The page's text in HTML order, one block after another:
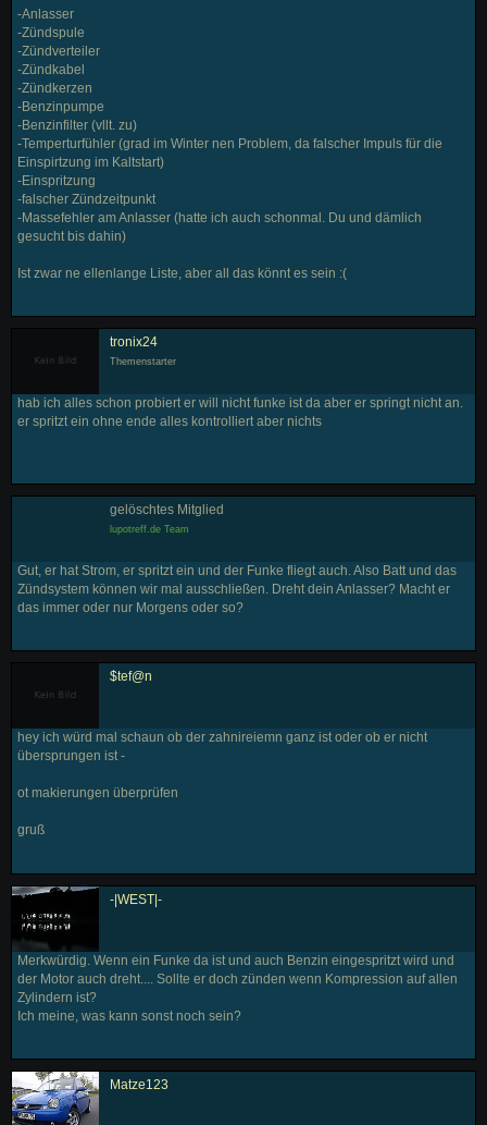
-Anlasser
-Zündspule
-Zündverteiler
-Zündkabel
-Zündkerzen
-Benzinpumpe
-Benzinfilter (vllt. zu)
-Temperturfühler (grad im Winter nen Problem, da falscher Impuls für die
Einspirtzung im Kaltstart)
-Einspritzung
-falscher Zündzeitpunkt
-Massefehler am Anlasser (hatte ich auch schonmal. Du und dämlich
gesucht bis dahin)
Ist zwar ne ellenlange Liste, aber all das könnt es sein :(
tronix24
Themenstarter
hab ich alles schon probiert er will nicht funke ist da aber er springt nicht an.
er spritzt ein ohne ende alles kontrolliert aber nichts
gelöschtes Mitglied
lupotreff.de Team
Gut, er hat Strom, er spritzt ein und der Funke fliegt auch. Also Batt und das
Zündsystem können wir mal ausschließen. Dreht dein Anlasser? Macht er
das immer oder nur Morgens oder so?
$tef@n
hey ich würd mal schaun ob der zahnireiemn ganz ist oder ob er nicht
übersprungen ist -
ot makierungen überprüfen
gruß
-|WEST|-
Merkwürdig. Wenn ein Funke da ist und auch Benzin eingespritzt wird und
der Motor auch dreht.... Sollte er doch zünden wenn Kompression auf allen
Zylindern ist?
Ich meine, was kann sonst noch sein?
Matze123